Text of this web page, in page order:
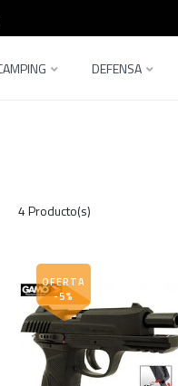
DEFENSA
4 Producto(s)
OFERTA
-5%